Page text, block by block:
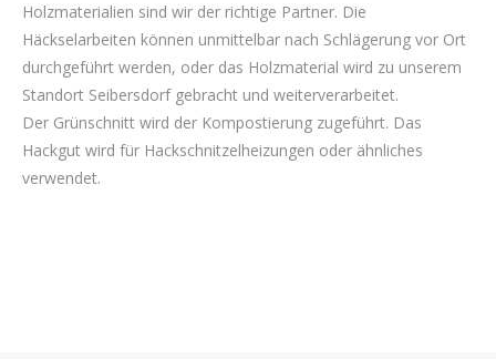
Holzmaterialien sind wir der richtige Partner. Die
Häckselarbeiten können unmittelbar nach Schlägerung vor Ort
durchgeführt werden, oder das Holzmaterial wird zu unserem
Standort Seibersdorf gebracht und weiterverarbeitet.
Der Grünschnitt wird der Kompostierung zugeführt. Das
Hackgut wird für Hackschnitzelheizungen oder ähnliches
verwendet.